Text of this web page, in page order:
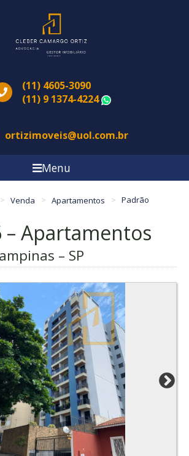
(11) 4605-3090
(11) 9 1374-4224
ortizimoveis@uol.com.br
Menu
Venda Apartamentos Padrão
– Apartamentos
– SP